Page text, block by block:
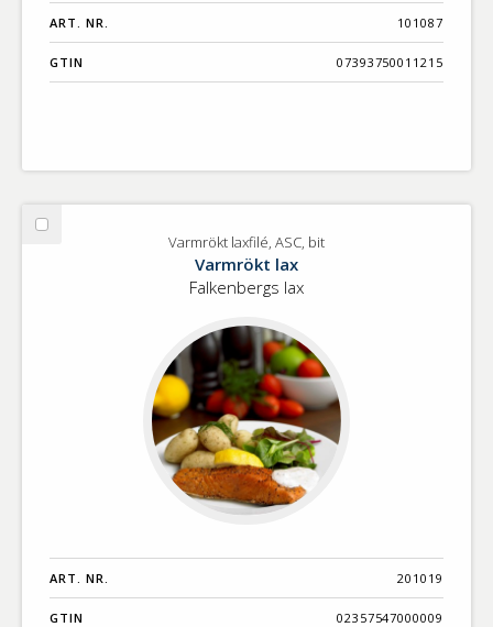
ART. NR. 101087
GTIN 07393750011215
Välj
Varmrökt laxfilé, ASC, bit
Varmrökt lax
Falkenbergs lax
ART. NR. 201019
GTIN 02357547000009